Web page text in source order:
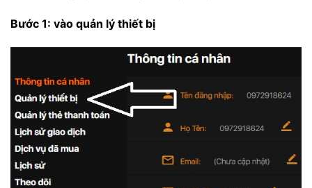
Bước 1: vào quản lý thiết bị